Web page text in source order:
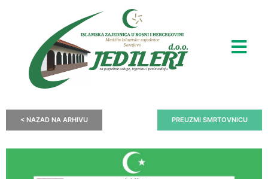
< NAZAD NA ARHIVU PREUZMI SMRTOVNICU